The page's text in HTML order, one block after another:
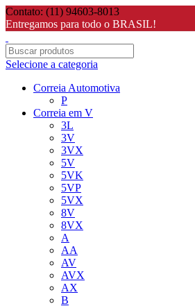
Contato: (11) 94603-8013
Entregamos para todo o BRASIL!
Selecione a categoria
Correia Automotiva
P
Correia em V
3L
3V
3VX
5V
5VK
5VP
5VX
8V
8VX
A
AA
AV
AVX
AX
B